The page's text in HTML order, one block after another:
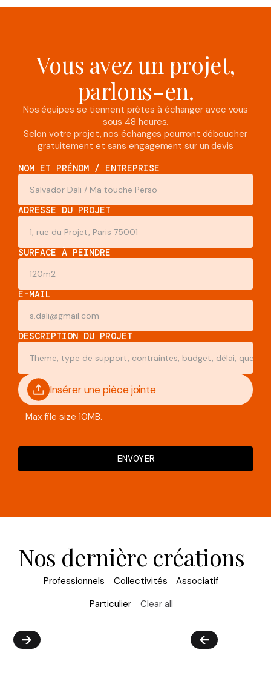
Vous avez un projet,
parlons-en.
Nos équipes se tiennent prêtes à échanger avec vous
sous 48 heures.
Selon votre projet, nos échanges pourront déboucher
gratuitement et sans engagement sur un devis
NOM ET PRÉNOM / ENTREPRISE
ADRESSE DU PROJET
SURFACE À PEINDRE
E-MAIL
DESCRIPTION DU PROJET
Insérer une pièce jointe
Max file size 10MB.
Nos dernière créations
Professionnels Collectivités
Associatif
Particulier
Clear all